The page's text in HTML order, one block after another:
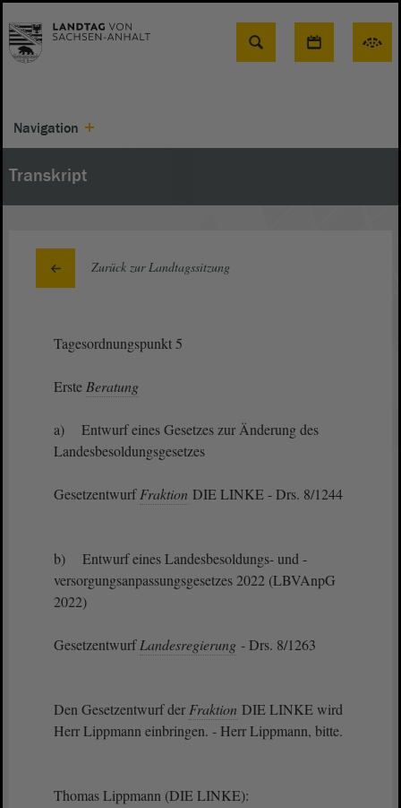
Suche
Navigation
Transkript
Zurück zur Landtagssitzung
Tagesordnungspunkt 5
Erste Beratung
a) Entwurf eines Gesetzes zur Änderung des
Landesbesoldungsgesetzes
GesetzentwurfFraktion DIE LINKE - Drs. 8/1244
b) Entwurf eines Landesbesoldungs- und -
versorgungsanpassungsgesetzes 2022 (LBVAnpG
2022)
GesetzentwurfLandesregierung - Drs. 8/1263
Den Gesetzentwurf der Fraktion DIE LINKE wird
Herr Lippmann einbringen. - Herr Lippmann, bitte.
Thomas Lippmann (DIE LINKE):